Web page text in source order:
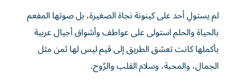
لم يستولِ أحد على كينونة نجاة الصغيرة، بل صوتها المفعم
بالحياة والحلم استولى على عواطف وأشواق أجيال عربية
بأكملها كانت تعشق الطريق إلى قيم ليس لها ثمن مثل
الجمال، والمحبة، وسلام القلب والرّوح.